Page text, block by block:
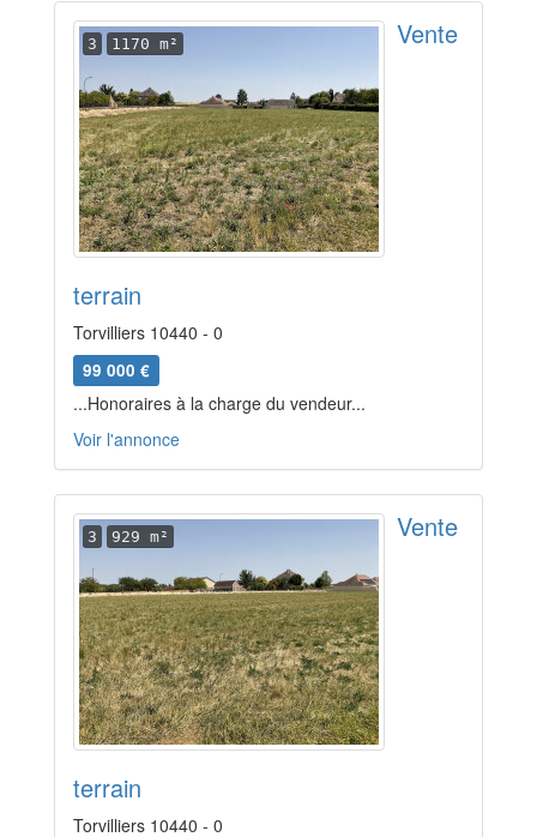
3 1170 m² Vente
terrain
Torvilliers 10440 - 0
99 000 €
...Honoraires à la charge du vendeur...
Voir l'annonce
3 929 m² Vente
terrain
Torvilliers 10440 - 0